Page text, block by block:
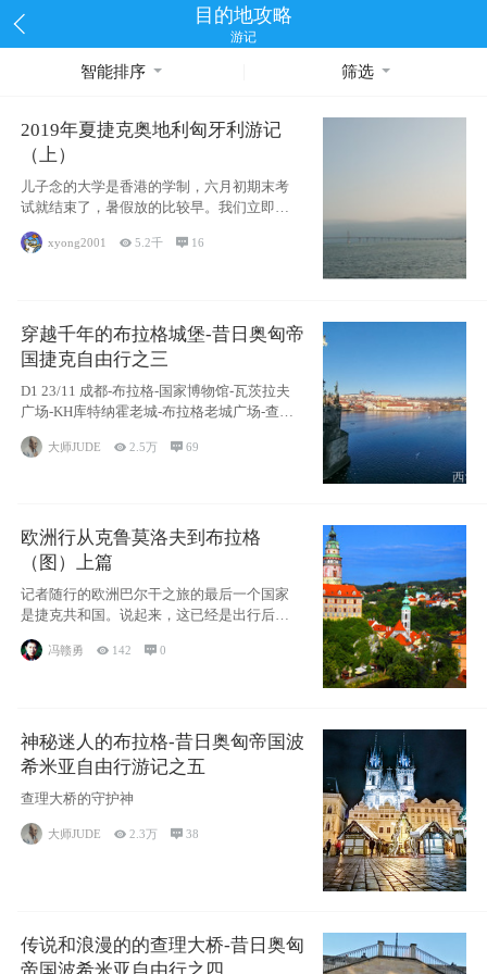
目的地攻略
游记
智能排序 筛选
2019年夏捷克奥地利匈牙利游记
（上）
儿子念的大学是香港的学制，六月初期末考
试就结束了，暑假放的比较早。我们立即开
始申请捷
xyong2001  5.2千  16
穿越千年的布拉格城堡-昔日奥匈帝
国捷克自由行之三
D1 23/11 成都-布拉格-国家博物馆-瓦茨拉夫
广场-KH库特纳霍老城-布拉格老城广场-查理
大师JUDE 2.5万 69
欧洲行从克鲁莫洛夫到布拉格
（图）上篇
记者随行的欧洲巴尔干之旅的最后一个国家
是捷克共和国。说起来，这已经是出行后第
二次到访
冯赣勇  142 0
神秘迷人的布拉格-昔日奥匈帝国波
希米亚自由行游记之五
查理大桥的守护神
大师JUDE 2.3万  38
传说和浪漫的的查理大桥-昔日奥匈